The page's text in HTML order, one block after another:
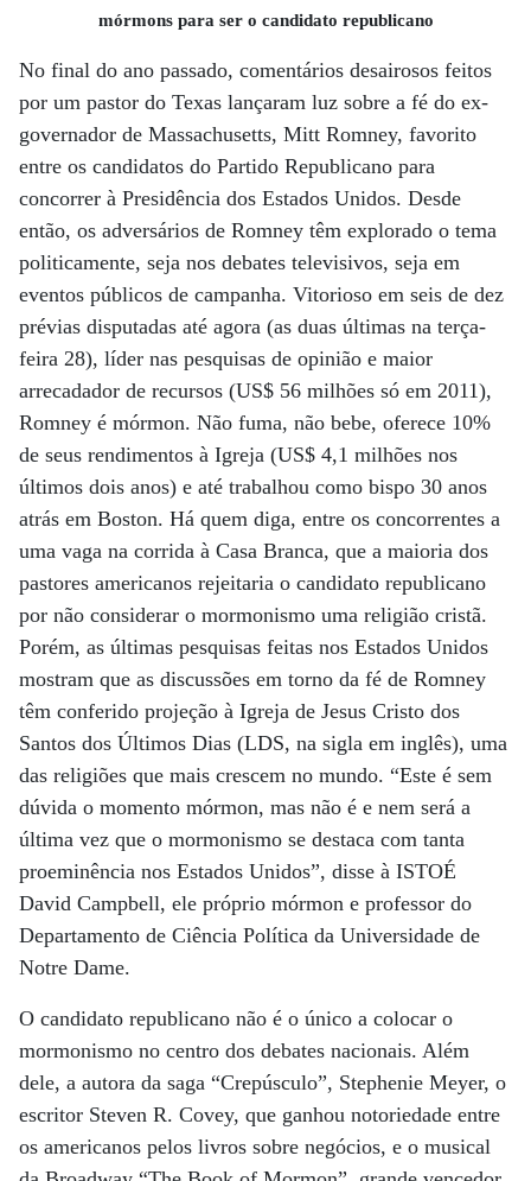
mórmons para ser o candidato republicano
No final do ano passado, comentários desairosos feitos
por um pastor do Texas lançaram luz sobre a fé do ex-
governador de Massachusetts, Mitt Romney, favorito
entre os candidatos do Partido Republicano para
concorrer à Presidência dos Estados Unidos. Desde
então, os adversários de Romney têm explorado o tema
politicamente, seja nos debates televisivos, seja em
eventos públicos de campanha. Vitorioso em seis de dez
prévias disputadas até agora (as duas últimas na terça-
feira 28), líder nas pesquisas de opinião e maior
arrecadador de recursos (US$ 56 milhões só em 2011),
Romney é mórmon. Não fuma, não bebe, oferece 10%
de seus rendimentos à Igreja (US$ 4,1 milhões nos
últimos dois anos) e até trabalhou como bispo 30 anos
atrás em Boston. Há quem diga, entre os concorrentes a
uma vaga na corrida à Casa Branca, que a maioria dos
pastores americanos rejeitaria o candidato republicano
por não considerar o mormonismo uma religião cristã.
Porém, as últimas pesquisas feitas nos Estados Unidos
mostram que as discussões em torno da fé de Romney
têm conferido projeção à Igreja de Jesus Cristo dos
Santos dos Últimos Dias (LDS, na sigla em inglês), uma
das religiões que mais crescem no mundo. “Este é sem
dúvida o momento mórmon, mas não é e nem será a
última vez que o mormonismo se destaca com tanta
proeminência nos Estados Unidos”, disse à ISTOÉ
David Campbell, ele próprio mórmon e professor do
Departamento de Ciência Política da Universidade de
Notre Dame.
O candidato republicano não é o único a colocar o
mormonismo no centro dos debates nacionais. Além
dele, a autora da saga “Crepúsculo”, Stephenie Meyer, o
escritor Steven R. Covey, que ganhou notoriedade entre
os americanos pelos livros sobre negócios, e o musical